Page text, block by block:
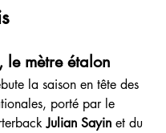
le mètre étalon
la saison en tête des
porté par le
Julian Sayin et du